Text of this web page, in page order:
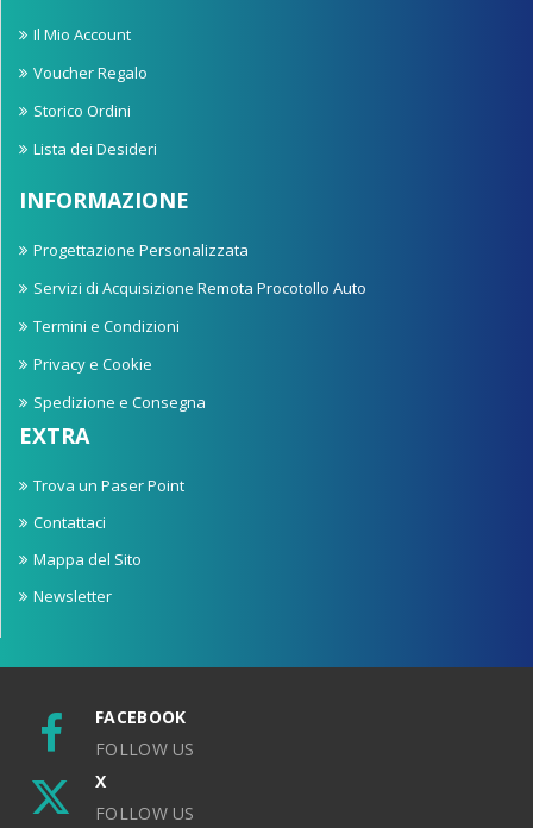
Il Mio Account
Voucher Regalo
Storico Ordini
Lista dei Desideri
INFORMAZIONE
Progettazione Personalizzata
Servizi di Acquisizione Remota Procotollo Auto
Termini e Condizioni
Privacy e Cookie
Spedizione e Consegna
EXTRA
Trova un Paser Point
Contattaci
Mappa del Sito
Newsletter
FACEBOOK
FOLLOW US
X
FOLLOW US